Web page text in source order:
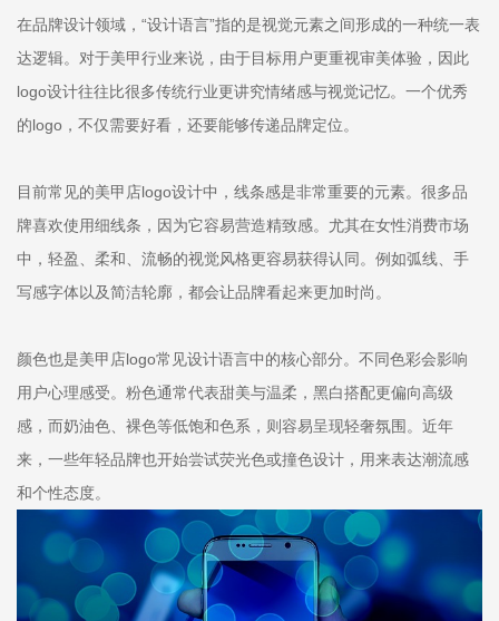
在品牌设计领域，“设计语言”指的是视觉元素之间形成的一种统一表
达逻辑。对于美甲行业来说，由于目标用户更重视审美体验，因此
logo设计往往比很多传统行业更讲究情绪感与视觉记忆。一个优秀
的logo，不仅需要好看，还要能够传递品牌定位。
目前常见的美甲店logo设计中，线条感是非常重要的元素。很多品
牌喜欢使用细线条，因为它容易营造精致感。尤其在女性消费市场
中，轻盈、柔和、流畅的视觉风格更容易获得认同。例如弧线、手
写感字体以及简洁轮廓，都会让品牌看起来更加时尚。
颜色也是美甲店logo常见设计语言中的核心部分。不同色彩会影响
用户心理感受。粉色通常代表甜美与温柔，黑白搭配更偏向高级
感，而奶油色、裸色等低饱和色系，则容易呈现轻奢氛围。近年
来，一些年轻品牌也开始尝试荧光色或撞色设计，用来表达潮流感
和个性态度。